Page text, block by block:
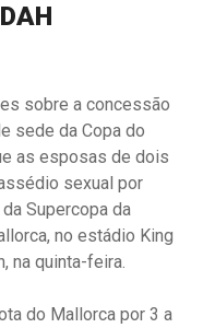
sobre a concessão
sede da Copa do
as esposas de dois
sexual por
Supercopa da
no estádio King
na quinta-feira.
do Mallorca por 3 a